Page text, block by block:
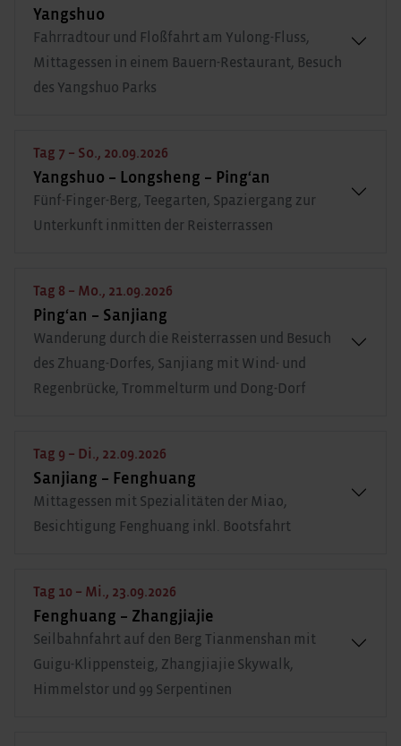
Yangshuo
Fahrradtour und Floßfahrt am Yulong-Fluss,
Mittagessen in einem Bauern-Restaurant, Besuch
des Yangshuo Parks
Tag 7 – So., 20.09.2026
Yangshuo – Longsheng – Ping‘an
Fünf-Finger-Berg, Teegarten, Spaziergang zur
Unterkunft inmitten der Reisterrassen
Tag 8 – Mo., 21.09.2026
Ping‘an – Sanjiang
Wanderung durch die Reisterrassen und Besuch
des Zhuang-Dorfes, Sanjiang mit Wind- und
Regenbrücke, Trommelturm und Dong-Dorf
Tag 9 – Di., 22.09.2026
Sanjiang – Fenghuang
Mittagessen mit Spezialitäten der Miao,
Besichtigung Fenghuang inkl. Bootsfahrt
Tag 10 – Mi., 23.09.2026
Fenghuang – Zhangjiajie
Seilbahnfahrt auf den Berg Tianmenshan mit
Guigu-Klippensteig, Zhangjiajie Skywalk,
Himmelstor und 99 Serpentinen